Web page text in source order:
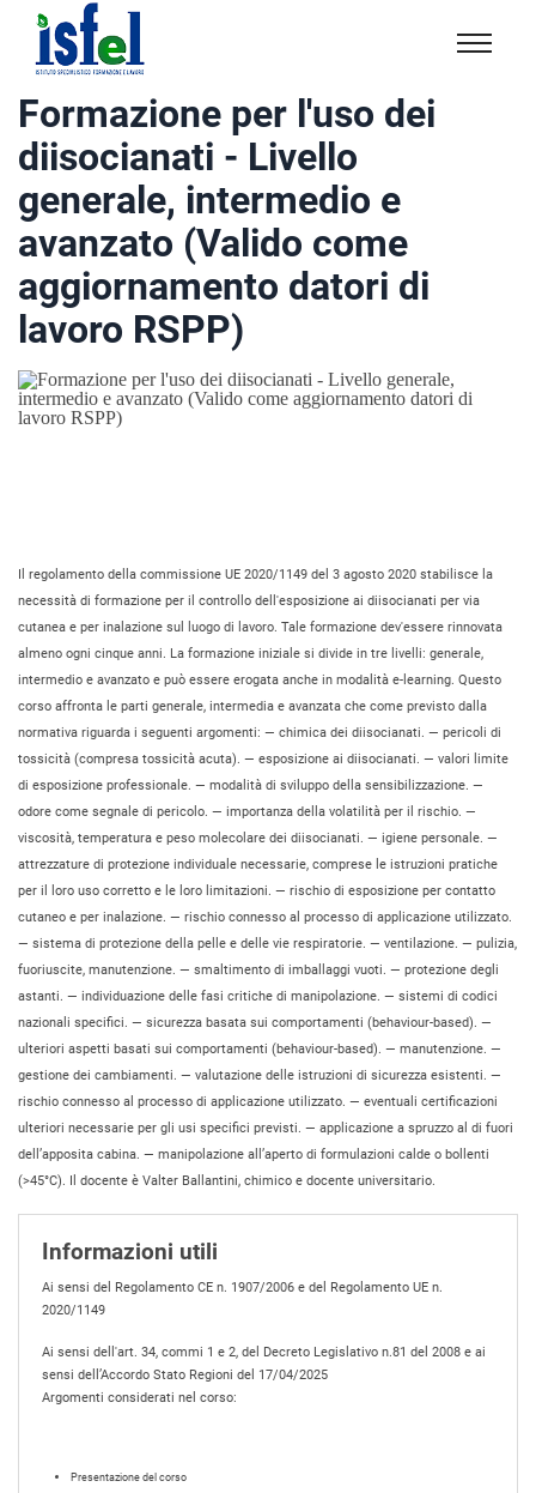
Isfel
Istituto
specialistico
formazione
e
lavoro
Formazione per l'uso dei
diisocianati - Livello
generale, intermedio e
avanzato (Valido come
aggiornamento datori di
lavoro RSPP)
Il regolamento della commissione UE 2020/1149 del 3 agosto 2020 stabilisce la
necessità di formazione per il controllo dell'esposizione ai diisocianati per via
cutanea e per inalazione sul luogo di lavoro. Tale formazione dev'essere rinnovata
almeno ogni cinque anni. La formazione iniziale si divide in tre livelli: generale,
intermedio e avanzato e può essere erogata anche in modalità e-learning. Questo
corso affronta le parti generale, intermedia e avanzata che come previsto dalla
normativa riguarda i seguenti argomenti: — chimica dei diisocianati. — pericoli di
tossicità (compresa tossicità acuta). — esposizione ai diisocianati. — valori limite
di esposizione professionale. — modalità di sviluppo della sensibilizzazione. —
odore come segnale di pericolo. — importanza della volatilità per il rischio. —
viscosità, temperatura e peso molecolare dei diisocianati. — igiene personale. —
attrezzature di protezione individuale necessarie, comprese le istruzioni pratiche
per il loro uso corretto e le loro limitazioni. — rischio di esposizione per contatto
cutaneo e per inalazione. — rischio connesso al processo di applicazione utilizzato.
— sistema di protezione della pelle e delle vie respiratorie. — ventilazione. — pulizia,
fuoriuscite, manutenzione. — smaltimento di imballaggi vuoti. — protezione degli
astanti. — individuazione delle fasi critiche di manipolazione. — sistemi di codici
nazionali specifici. — sicurezza basata sui comportamenti (behaviour-based). —
ulteriori aspetti basati sui comportamenti (behaviour-based). — manutenzione. —
gestione dei cambiamenti. — valutazione delle istruzioni di sicurezza esistenti. —
rischio connesso al processo di applicazione utilizzato. — eventuali certificazioni
ulteriori necessarie per gli usi specifici previsti. — applicazione a spruzzo al di fuori
dell’apposita cabina. — manipolazione all’aperto di formulazioni calde o bollenti
(>45°C). Il docente è Valter Ballantini, chimico e docente universitario.
Informazioni utili
Ai sensi del Regolamento CE n. 1907/2006 e del Regolamento UE n.
2020/1149
Ai sensi dell'art. 34, commi 1 e 2, del Decreto Legislativo n.81 del 2008 e ai
sensi dell’Accordo Stato Regioni del 17/04/2025
Argomenti considerati nel corso:
Presentazione del corso